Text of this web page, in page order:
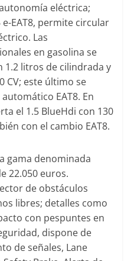
eléctrica;
EAT8, permite circular
Las
en gasolina se
1.2 litros de cilindrada y
CV; este último se
EAT8. En
el 1.5 BlueHdi con 130
con el cambio EAT8.
gama denominada
22.050 euros.
de obstáculos
libres; detalles como
con pespuntes en
dispone de
de señales, Lane